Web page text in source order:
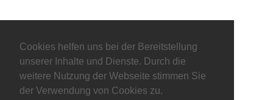
Cookies helfen uns bei der Bereitstellung
unserer Inhalte und Dienste. Durch die
weitere Nutzung der Webseite stimmen Sie
der Verwendung von Cookies zu.